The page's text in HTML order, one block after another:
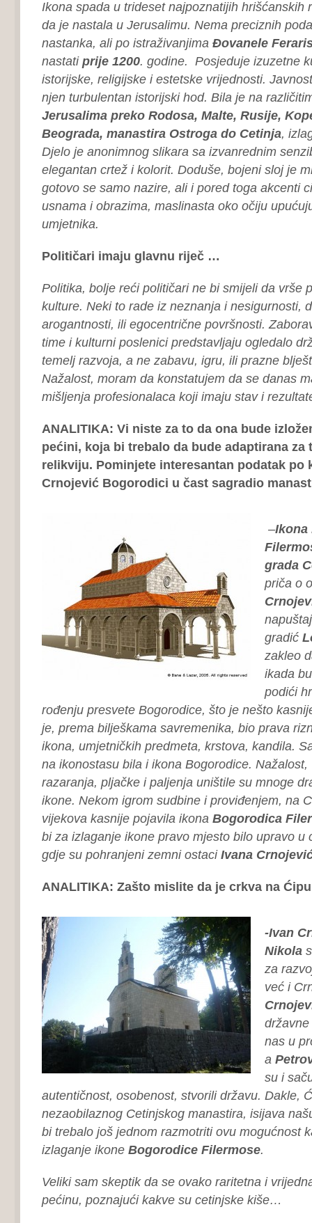
Ikona spada u trideset najpoznatijih hrišćanskih
da je nastala u Jerusalimu. Nema preciznih
nastanka, ali po istraživanjima Đovanele
nastatiprije 1200. godine. Posjeduje izuzetne
istorijske, religijske i estetske vrijednosti.
njen turbulentan istorijski hod. Bila je na
Jerusalima preko Rodosa, Malte, Rusije,
Beograda, manastira Ostroga do Cetinja,
Djelo je anonimnog slikara sa izvanrednim
elegantan crtež i kolorit. Doduše, bojeni sloj je
gotovo se samo nazire, ali i pored toga akcenti
usnama i obrazima, maslinasta oko očiju
umjetnika.
Političari imaju glavnu riječ …
Politika, bolje reći političari ne bi smijeli da vrše
kulture. Neki to rade iz neznanja i nesigurnosti,
arogantnosti, ili egocentrične površnosti.
time i kulturni poslenici predstavljaju ogledalo
temelj razvoja, a ne zabavu, igru, ili prazne
Nažalost, moram da konstatujem da se danas
mišljenja profesionalaca koji imaju stav i
ANALITIKA: Vi niste za to da ona bude
pećini, koja bi trebalo da bude adaptirana za
relikviju. Pominjete interesantan podatak po
Crnojević Bogorodici u čast sagradio
–Ikona
grada
priča o
gradić
zakleo
ikada
podići
rođenju presvete Bogorodice, što je nešto
je, prema bilješkama savremenika, bio prava
ikona, umjetničkih predmeta, krstova, kandila.
na ikonostasu bila i ikona Bogorodice.
razaranja, pljačke i paljenja uništile su mnoge
ikone. Nekom igrom sudbine i proviđenjem, na
vijekova kasnije pojavila ikona Bogorodica
bi za izlaganje ikone pravo mjesto bilo upravo u
gdje su pohranjeni zemni ostaciIvana
ANALITIKA: Zašto mislite da je crkva na
-Ivan
Nikola
za
već i
nas u
a
su i
autentičnost, osobenost, stvorili državu. Dakle,
nezaobilaznog Cetinjskog manastira, isijava
bi trebalo još jednom razmotriti ovu mogućnost
izlaganje ikone Bogorodice Filermose.
Veliki sam skeptik da se ovako raritetna i
pećinu, poznajući kakve su cetinjske kiše…